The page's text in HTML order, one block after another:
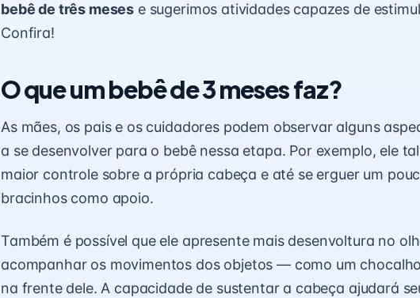
bebê de três meses e sugerimos atividades capazes de
Confira!
O que um bebê de 3 meses faz?
As mães, os pais e os cuidadores podem observar alguns
a se desenvolver para o bebê nessa etapa. Por exemplo, ele
maior controle sobre a própria cabeça e até se erguer um
bracinhos como apoio.
Também é possível que ele apresente mais desenvoltura no
acompanhar os movimentos dos objetos — como um
na frente dele. A capacidade de sustentar a cabeça ajudará